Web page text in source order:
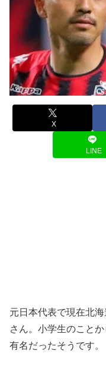
X
LINE
元日本代表で現在北
さん。小学生のこと
有名だったそうです。